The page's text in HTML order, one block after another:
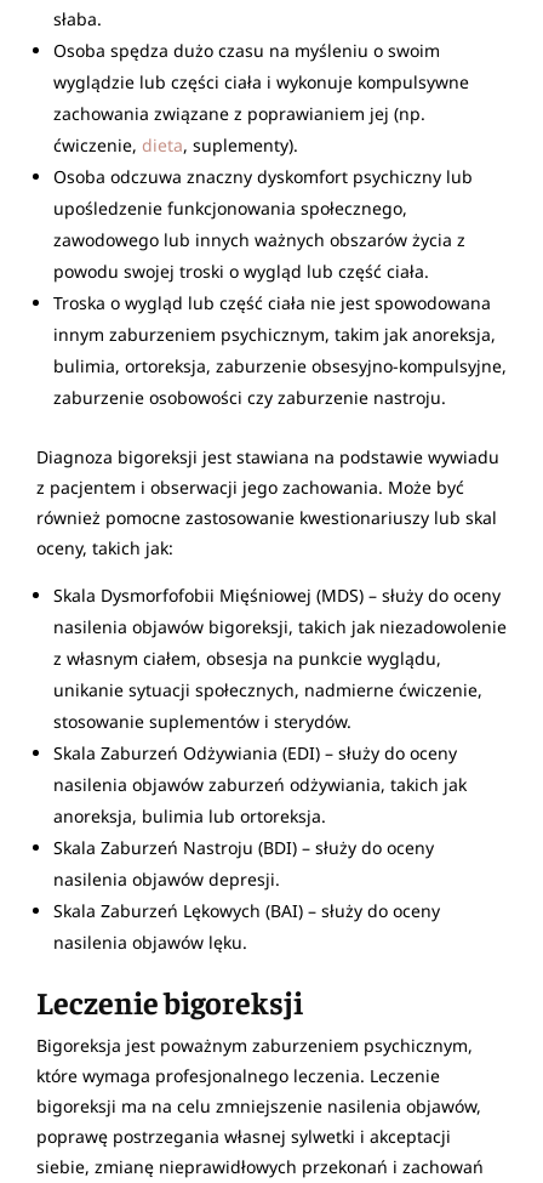
słaba.
Osoba spędza dużo czasu na myśleniu o swoim
wyglądzie lub części ciała i wykonuje kompulsywne
zachowania związane z poprawianiem jej (np.
ćwiczenie, dieta, suplementy).
Osoba odczuwa znaczny dyskomfort psychiczny lub
upośledzenie funkcjonowania społecznego,
zawodowego lub innych ważnych obszarów życia z
powodu swojej troski o wygląd lub część ciała.
Troska o wygląd lub część ciała nie jest spowodowana
innym zaburzeniem psychicznym, takim jak anoreksja,
bulimia, ortoreksja, zaburzenie obsesyjno-kompulsyjne,
zaburzenie osobowości czy zaburzenie nastroju.
Diagnoza bigoreksji jest stawiana na podstawie wywiadu
z pacjentem i obserwacji jego zachowania. Może być
również pomocne zastosowanie kwestionariuszy lub skal
oceny, takich jak:
Skala Dysmorfofobii Mięśniowej (MDS) – służy do oceny
nasilenia objawów bigoreksji, takich jak niezadowolenie
z własnym ciałem, obsesja na punkcie wyglądu,
unikanie sytuacji społecznych, nadmierne ćwiczenie,
stosowanie suplementów i sterydów.
Skala Zaburzeń Odżywiania (EDI) – służy do oceny
nasilenia objawów zaburzeń odżywiania, takich jak
anoreksja, bulimia lub ortoreksja.
Skala Zaburzeń Nastroju (BDI) – służy do oceny
nasilenia objawów depresji.
Skala Zaburzeń Lękowych (BAI) – służy do oceny
nasilenia objawów lęku.
Leczenie bigoreksji
Bigoreksja jest poważnym zaburzeniem psychicznym,
które wymaga profesjonalnego leczenia. Leczenie
bigoreksji ma na celu zmniejszenie nasilenia objawów,
poprawę postrzegania własnej sylwetki i akceptacji
siebie, zmianę nieprawidłowych przekonań i zachowań